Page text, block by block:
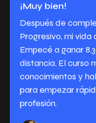
¡Muy bien!
Después de
Progresivo, mi
Empecé a ganar
distancia. El curso
conocimientos y
para empezar
profesión.